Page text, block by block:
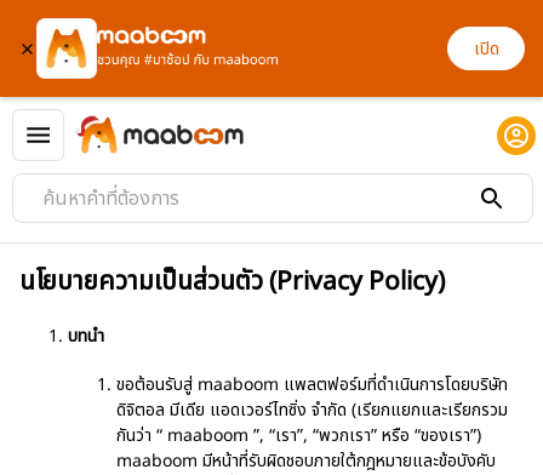
เปิด
นโยบายความเป็นส่วนตัว (Privacy Policy)
บทนำ
ขอต้อนรับสู่ maaboom แพลตฟอร์มที่ดำเนินการโดยบริษัท
ดิจิตอล มีเดีย แอดเวอร์ไทซิ่ง จำกัด (เรียกแยกและเรียกรวม
กันว่า “ maaboom ”, “เรา”, “พวกเรา” หรือ “ของเรา”)
maaboom มีหน้าที่รับผิดชอบภายใต้กฎหมายและข้อบังคับ